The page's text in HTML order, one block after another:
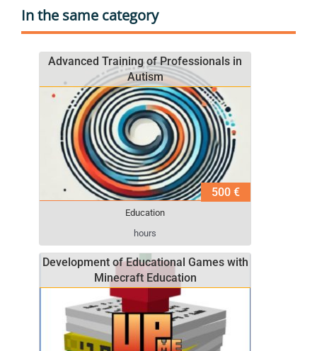
In the same category
500 €
Advanced Training of Professionals in
Autism
Education
hours
Development of Educational Games with
Minecraft Education